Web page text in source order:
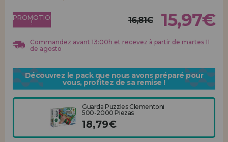
ENREGISTREMENT DISTRIBUTEUR
PROMOTION
! 16,81€ 15,97€
Commandez avant 13:00h et recevez à partir de martes 11
de agosto
Découvrez le pack que nous avons préparé pour
vous, profitez de sa remise !
Guarda Puzzles Clementoni
500-2000 Piezas
18,79€